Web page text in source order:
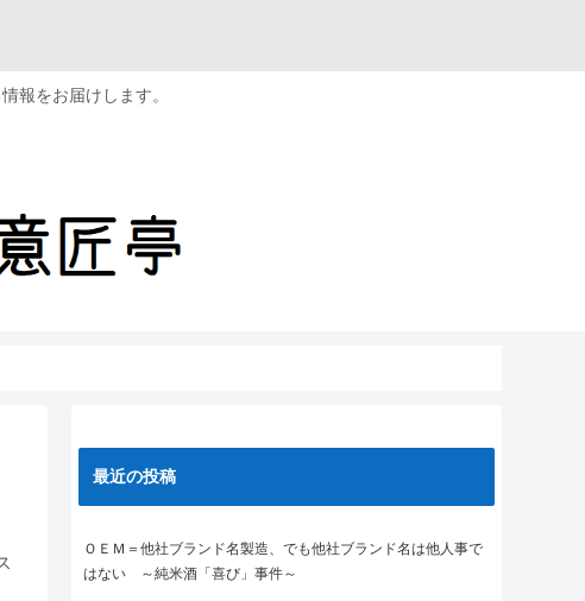
報をお届けします。
最近の投稿
ＯＥＭ＝他社ブランド名製造、でも他社ブランド名は他人事で
はない ～純米酒「喜び」事件～